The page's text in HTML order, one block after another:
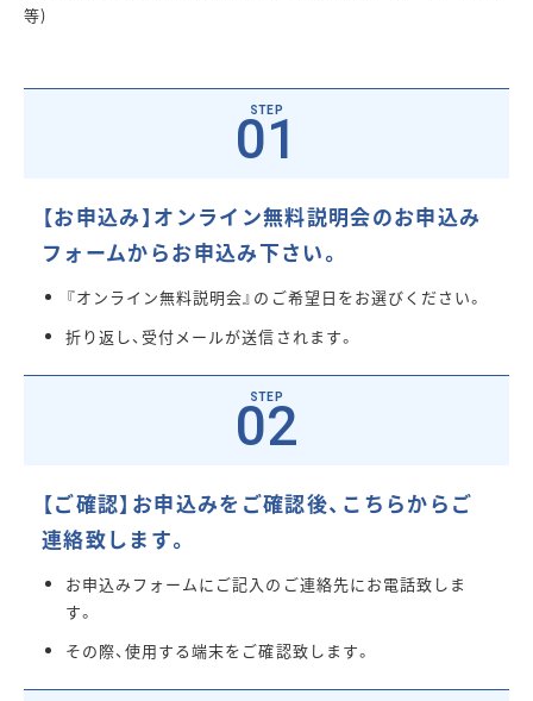
等)
01
【お申込み】オンライン無料説明会のお申込み
フォームからお申込み下さい。
『オンライン無料説明会』のご希望日をお選びください。
折り返し、受付メールが送信されます。
02
【ご確認】お申込みをご確認後、こちらからご
連絡致します。
お申込みフォームにご記入のご連絡先にお電話致しま
す。
その際、使用する端末をご確認致します。